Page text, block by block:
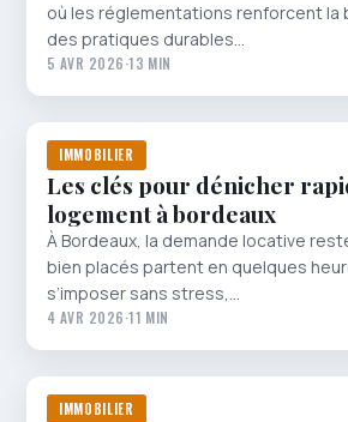
où les réglementations renforcent la
des pratiques durables…
5 AVR 2026·13 MIN
IMMOBILIER
Les clés pour dénicher
logement à bordeaux
À Bordeaux, la demande locative
bien placés partent en quelques
s’imposer sans stress,…
4 AVR 2026·11 MIN
IMMOBILIER